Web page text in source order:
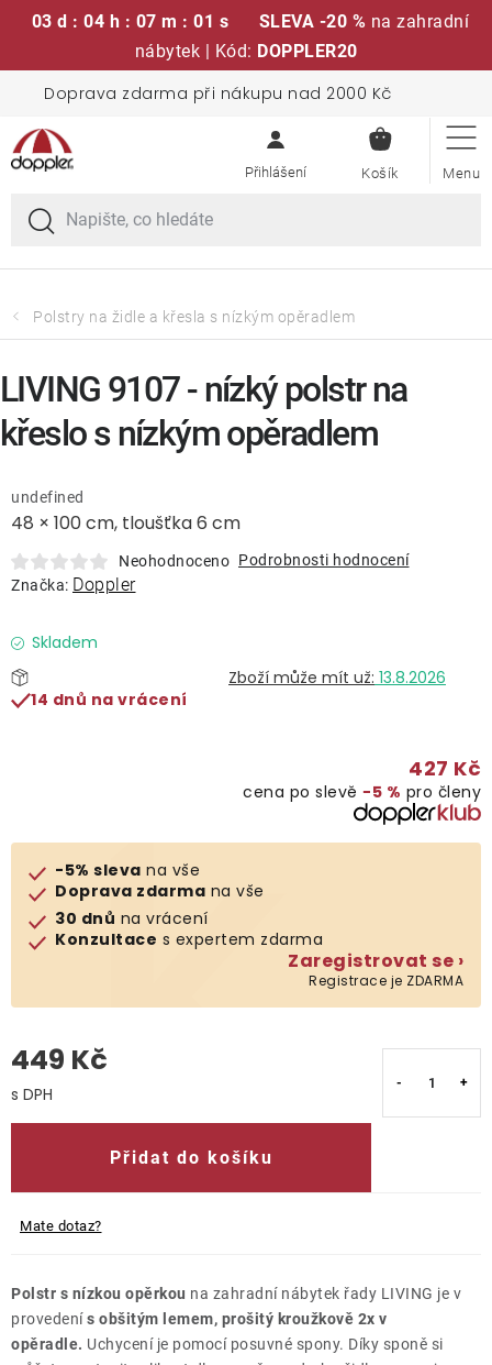
03 d : 04 h : 07 m : 01 s SLEVA -20 % na zahradní
nábytek | Kód: DOPPLER20
obsah
Doprava zdarma při nákupu nad 2000 Kč
KOŠÍK
Sedací soupravy
Slunečníky
Křesla a židle
Lavice a houpačky
Lehátka
Doplňky
Deštníky
Gastro produkty
Klub výhod
Polstry na židle a křesla s nízkým opěradlem
48 × 100 cm, tloušťka 6 cm
undefined
Neohodnoceno Podrobnosti hodnocení
Značka: Doppler
Skladem
13.8.2026
14 dnů na vrácení
427 Kč
cena po slevě −5 % pro členy
-5% sleva na vše
Doprava zdarma na vše
30 dnů na vrácení
Konzultace s expertem zdarma
Zaregistrovat se ›
Registrace je ZDARMA
449 Kč
Přidat do košíku
Mate dotaz?
Polstr s nízkou opěrkou na zahradní nábytek řady LIVING je v
provedenís obšitým lemem, prošitý kroužkově 2x v
opěradle. Uchycení je pomocí posuvné spony. Díky sponě si
LIVING 9107 - nízký polstr na
křeslo s nízkým opěradlem